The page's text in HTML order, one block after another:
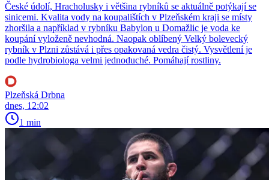
České údolí, Hracholusky i většina rybníků se aktuálně potýkají se
sinicemi. Kvalita vody na koupalištích v Plzeňském kraji se místy
zhoršila a například v rybníku Babylon u Domažlic je voda ke
koupání vyloženě nevhodná. Naopak oblíbený Velký bolevecký
rybník v Plzni zůstává i přes opakovaná vedra čistý. Vysvětlení je
podle hydrobiologa velmi jednoduché. Pomáhají rostliny.
Plzeňská Drbna
dnes, 12:02
1 min